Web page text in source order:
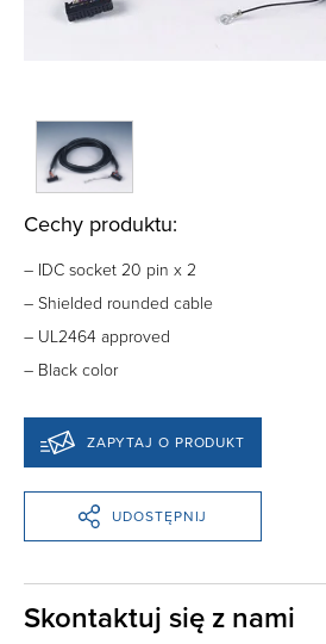
Cechy produktu:
– IDC socket 20 pin x 2
– Shielded rounded cable
– UL2464 approved
– Black color
ZAPYTAJ O PRODUKT
UDOSTĘPNIJ
Skontaktuj się z nami